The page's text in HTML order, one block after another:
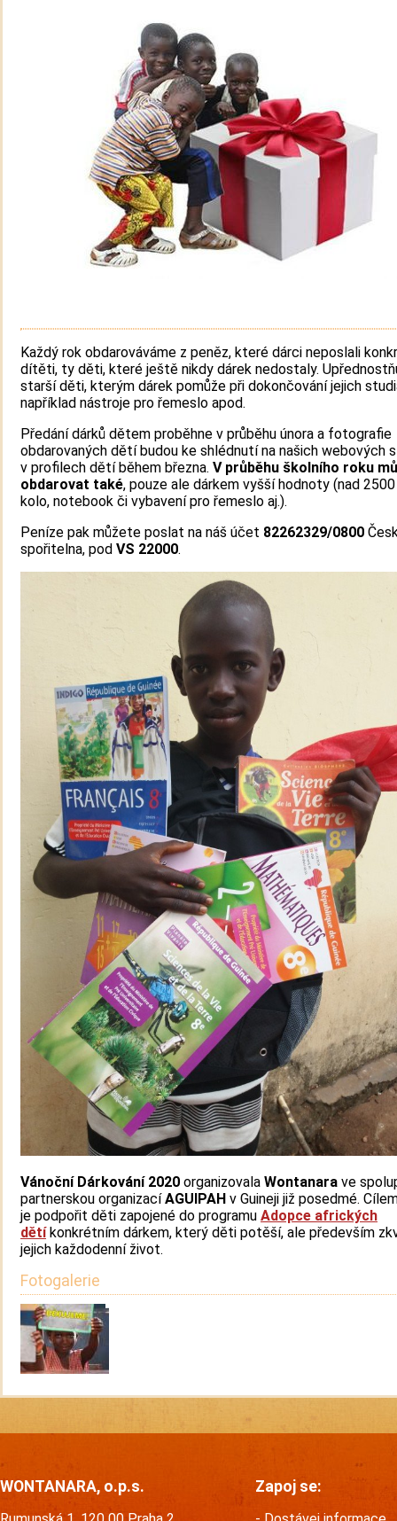
Každý rok obdarováváme z peněz, které dárci neposlali
dítěti, ty děti, které ještě nikdy dárek nedostaly.
starší děti, kterým dárek pomůže při dokončování jejich
například nástroje pro řemeslo apod.
Předání dárků dětem proběhne v průběhu února a fotografie
obdarovaných dětí budou ke shlédnutí na našich webových
v profilech dětí během března. V průběhu školního roku
obdarovat také, pouze ale dárkem vyšší hodnoty (nad 2500
kolo, notebook či vybavení pro řemeslo aj.).
Peníze pak můžete poslat na náš účet 82262329/0800
spořitelna, pod VS 22000.
Vánoční Dárkování 2020 organizovala Wontanara ve
partnerskou organizacíAGUIPAH v Guineji již posedmé.
je podpořit děti zapojené do programu Adopce afrických
dětíkonkrétním dárkem, který děti potěší, ale především
jejich každodenní život.
Fotogalerie
WONTANARA, o.p.s. Zapoj se: